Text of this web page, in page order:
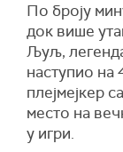
По броју
док више
Љуљ,
наступио
плејмејкер
место на
у игри.